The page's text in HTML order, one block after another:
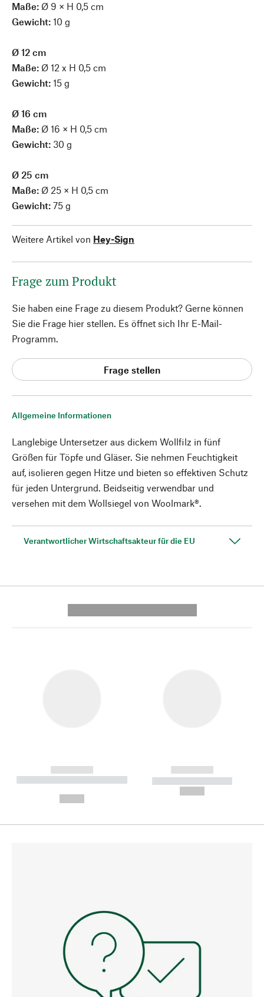
Allgemeine Informationen
Langlebige Untersetzer aus dickem Wollfilz in fünf
Größen für Töpfe und Gläser. Sie nehmen Feuchtigkeit
auf, isolieren gegen Hitze und bieten so effektiven Schutz
für jeden Untergrund. Beidseitig verwendbar und
versehen mit dem Wollsiegel von Woolmark®.
Verantwortlicher Wirtschaftsakteur für die EU
Maße: Ø 9 × H 0,5 cm
Gewicht: 10 g
Ø 12 cm
Maße: Ø 12 x H 0,5 cm
Gewicht: 15 g
Ø 16 cm
Maße: Ø 16 × H 0,5 cm
Gewicht: 30 g
Ø 25 cm
Maße: Ø 25 × H 0,5 cm
Gewicht: 75 g
Weitere Artikel von Hey-Sign
Frage zum Produkt
Sie haben eine Frage zu diesem Produkt? Gerne können
Sie die Frage hier stellen. Es öffnet sich Ihr E-Mail-
Programm.
Frage stellen
------------
----------- ----------- --------
------------
----------- -----------